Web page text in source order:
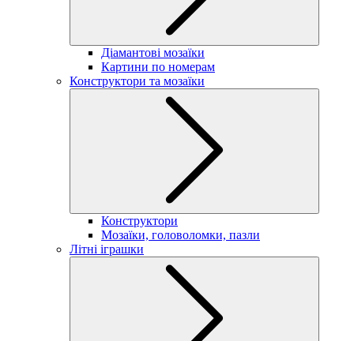
Діамантові мозаїки
Картини по номерам
Конструктори та мозаїки
Конструктори
Мозаїки, головоломки, пазли
Літні іграшки